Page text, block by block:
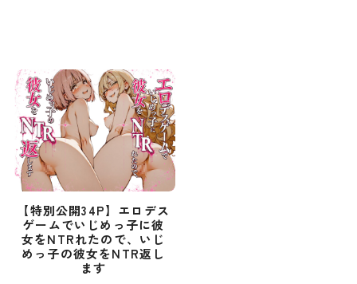
【特別公開34P】エロデス
ゲームでいじめっ子に彼
女をNTRれたので、いじ
めっ子の彼女をNTR返し
ます